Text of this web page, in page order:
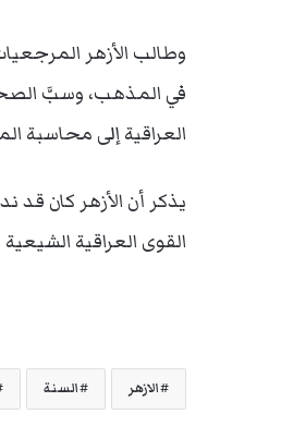
وطالب الأزهر
في المذهب، وسبَّ
العراقية إلى محاسبة
يذكر أن الأزهر كان قد
القوى العراقية الشيعية
الازهر السنة